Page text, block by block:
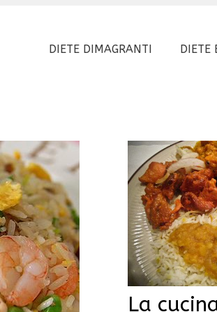
DIETE DIMAGRANTI DIETE
La